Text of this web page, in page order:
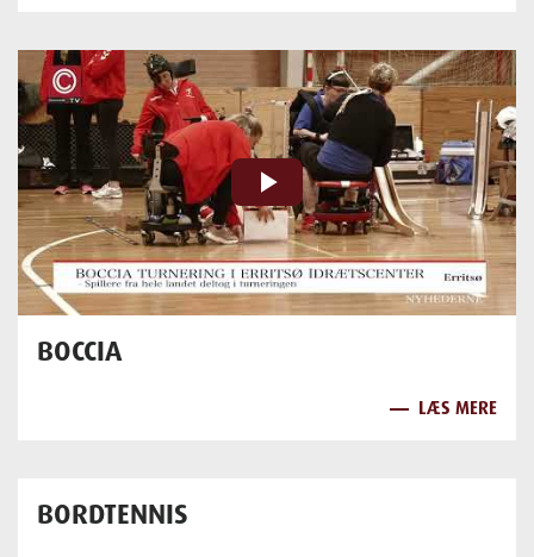
play_arrow
BOCCIA
LÆS MERE
BORDTENNIS